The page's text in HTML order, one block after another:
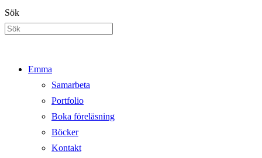
Hoppa
till
Sök
Emma
Samarbeta
Portfolio
Boka föreläsning
Böcker
Kontakt